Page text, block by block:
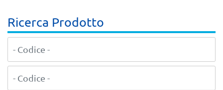
Ricerca Prodotto